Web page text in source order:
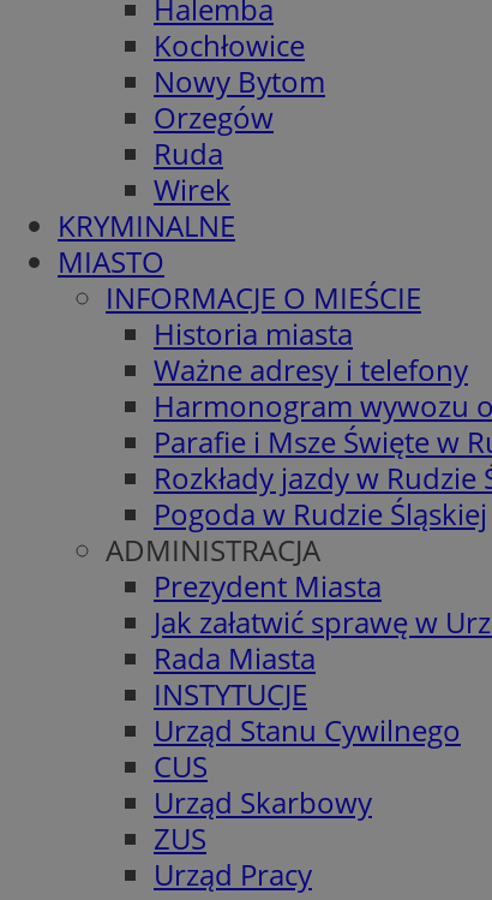
Halemba
Kochłowice
Nowy Bytom
Orzegów
Ruda
Wirek
KRYMINALNE
MIASTO
INFORMACJE O MIEŚCIE
Historia miasta
Ważne adresy i telefony
Harmonogram wywozu
Parafie i Msze Święte w
Rozkłady jazdy w Rudzie
Pogoda w Rudzie Śląskiej
ADMINISTRACJA
Prezydent Miasta
Jak załatwić sprawę w
Rada Miasta
INSTYTUCJE
Urząd Stanu Cywilnego
CUS
Urząd Skarbowy
ZUS
Urząd Pracy